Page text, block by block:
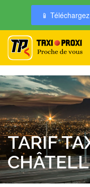
📱
TARIF